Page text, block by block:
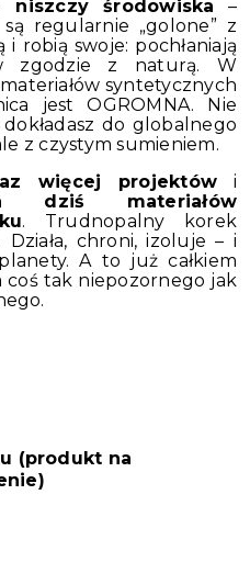
niszczy środowiska –
regularnie „golone” z
robią swoje: pochłaniają
zgodzie z naturą. W
syntetycznych
jest OGROMNA. Nie
do globalnego
z czystym sumieniem.
więcej projektów i
dziś materiałów
. Trudnopalny korek
chroni, izoluje – i
A to już całkiem
coś tak niepozornego jak
(produkt na